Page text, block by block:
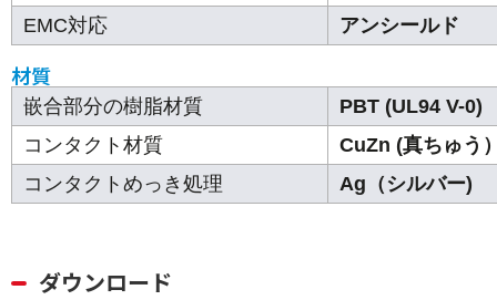
EMC対応
アンシールド
材質
嵌合部分の樹脂材質
PBT (UL94 V-0)
コンタクト材質
CuZn (真ちゅう
コンタクトめっき処理
Ag（シルバー)
ダウンロード